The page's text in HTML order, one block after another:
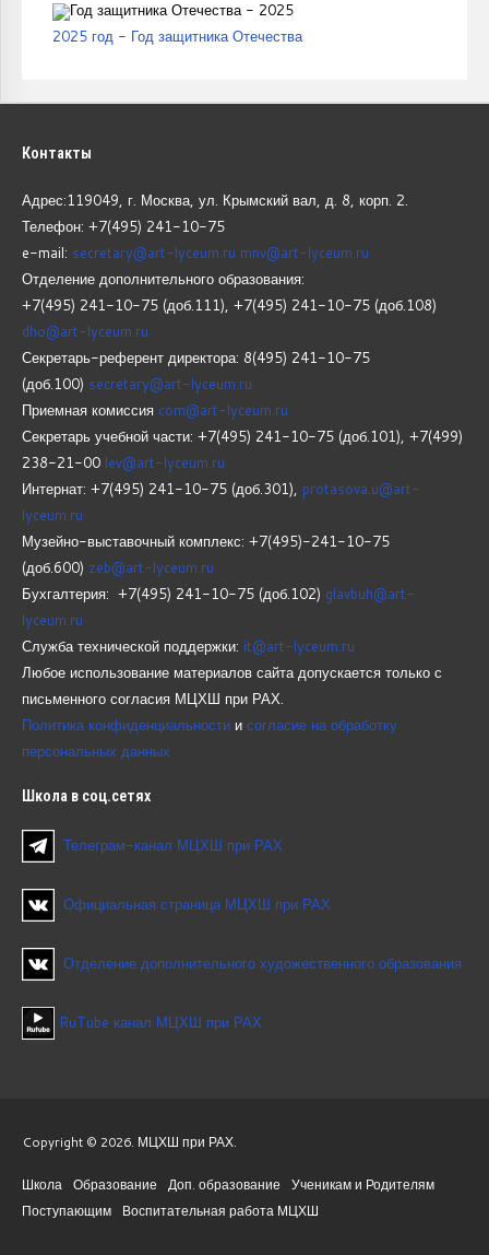
2025 год - Год защитника Отечества
Контакты
Адрес:119049, г. Москва, ул. Крымский вал, д. 8, корп. 2.
Телефон: +7(495) 241-10-75
e-mail: secretary@art-lyceum.ru mnv@art-lyceum.ru
Отделение дополнительного образования:
+7(495) 241-10-75 (доб.111), +7(495) 241-10-75 (доб.108)
dho@art-lyceum.ru
Секретарь-референт директора: 8(495) 241-10-75
(доб.100) secretary@art-lyceum.ru
Приемная комиссия com@art-lyceum.ru
Секретарь учебной части: +7(495) 241-10-75 (доб.101), +7(499)
238-21-00 lev@art-lyceum.ru
Интернат: +7(495) 241-10-75 (доб.301), protasova.u@art-
lyceum.ru
Музейно-выставочный комплекс: +7(495)-241-10-75
(доб.600) zeb@art-lyceum.ru
Бухгалтерия: +7(495) 241-10-75 (доб.102) glavbuh@art-
lyceum.ru
Служба технической поддержки: it@art-lyceum.ru
Любое использование материалов сайта допускается только с
письменного согласия МЦХШ при РАХ.
Политика конфиденциальности и согласие на обработку
персональных данных
Школа в соц.сетях
Телеграм-канал МЦХШ при РАХ
Официальная страница МЦХШ при РАХ
Отделение дополнительного художественного образования
RuTube канал МЦХШ при РАХ
Copyright © 2026. МЦХШ при РАХ.
Школа Образование Доп. образование
Ученикам и Родителям
Поступающим
Воспитательная работа МЦХШ